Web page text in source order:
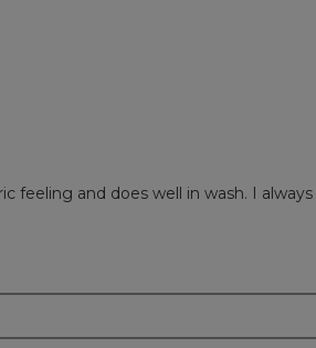
feeling and does well in wash. I